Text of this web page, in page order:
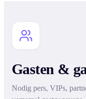
Gasten &
Nodig pers, VIPs,